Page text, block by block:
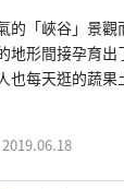
的「峽谷」景
地形間接孕育
也每天逛的蔬果
2019.06.18